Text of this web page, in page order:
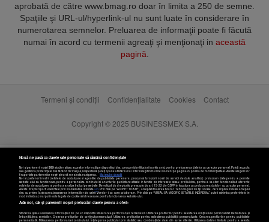
aprobată de către www.bmag.ro doar în limita a 250 de semne.
Spaţiile şi URL-ul/hyperlink-ul nu sunt luate în considerare în
numerotarea semnelor. Preluarea de informaţii poate fi făcută
numai în acord cu termenii agreaţi şi menţionaţi in această
pagină.
Termeni și condiții Confidențialitate Cookies Contact
Copyright © 2025 BUSINESSMEX S.A.
Nouă ne pasă ca datele tale personale să rămână confidențiale
Noi și partenerii noștri589stocăm și/sau accesăm informații pe dispozitivul dvs., precum identificatorii cookie unici pentru prelucrarea datelor cu caracter personal. Puteți accepta
sau gestiona preferințele dvs. făcând clic mai jos, respectiv vă puteți opune utilizării unui interes legitim în orice moment pe pagina cu politica de confidențialitate. Aceste alegeri vor
fi raportate partenerilor noștri și nu vă vor afecta navigarea.
Mai multe detalii
Noi si partenerii nostri (retelele de socializare si agentiile de publicitate partenere, precum si furnizorii nostri de servicii de date analitice) prelucram date pentru a permite
website-ului sa functioneze, pentru a personaliza continutul si anunturile publicitare afisate in functie de interesele si/sau profilul dvs., pentru a va oferi functionalitati aferente
retelelor de socializare si pentru a analiza traficul pe website. Beneficiati de drepturile prevazute de art. 15-22 din GDPR in legatura cu prelucrarea datelor cu caracter personal.
Aceste drepturi pot fi exercitate prin modalitatea indicataaici. Prin click pe “ACCEPT TOATE”, acceptati folosirea tuturor Tehnologiilor de tip Cookie, care implica inclusiv acceptul
dvs. cu privire la stocarea/accesarea informatiilor de catre Vendor-ii cu care colaboram. Prin click pe “VREAU SA MODIFIC SETARILE INDIVIDUAL” puteti schimba preferintele in
mod individual, mai putin cele legate de cookie strict necesare pentru functionarea website-ului.
Atât noi, cât și partenerii noștri prelucrăm datele pentru a oferi:
Stocarea și/sau accesarea informațiilor de pe un dispozitiv. Măsurarea performanței reclamelor. Utilizarea profilurilor pentru selectarea conținutului personalizat. Dezvoltarea și
îmbunătățirea serviciilor. Crearea profilurilor de conținut personalizat. Utilizarea profilurilor pentru selectarea publicității personalizate. Crearea profilurilor pentru publicitate
personalizată. Măsurarea performanței conținutului. Înțelegerea publicului prin statistici sau combinații de date din surse diferite. Utilizarea datelor limitate pentru a selecta